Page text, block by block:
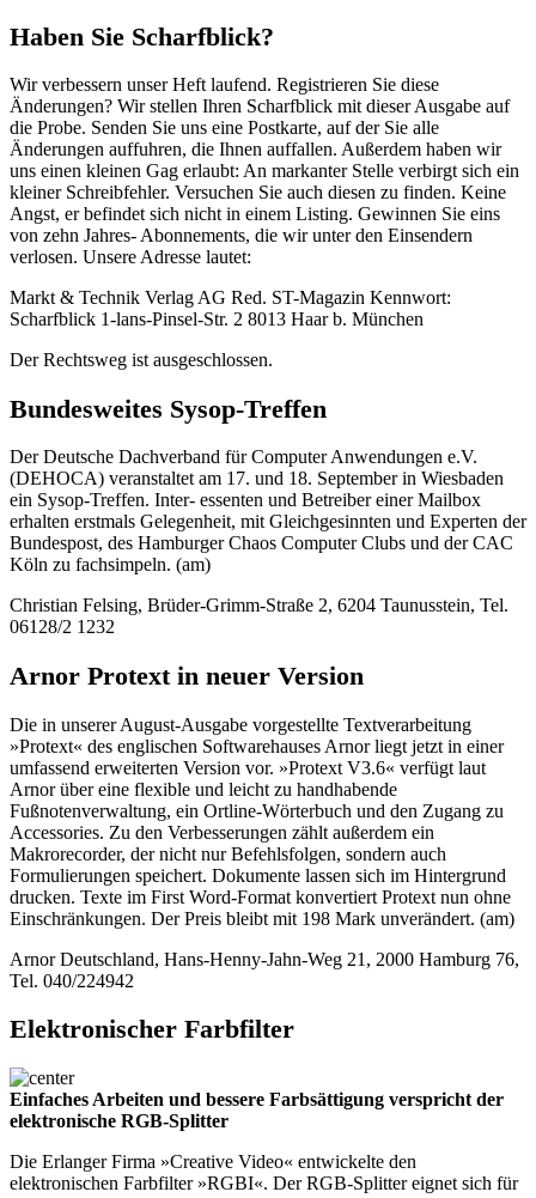
Haben Sie Scharfblick?
Wir verbessern unser Heft laufend. Registrieren Sie diese
Änderungen? Wir stellen Ihren Scharfblick mit dieser Ausgabe auf
die Probe. Senden Sie uns eine Postkarte, auf der Sie alle
Änderungen auffuhren, die Ihnen auffallen. Außerdem haben wir
uns einen kleinen Gag erlaubt: An markanter Stelle verbirgt sich ein
kleiner Schreibfehler. Versuchen Sie auch diesen zu finden. Keine
Angst, er befindet sich nicht in einem Listing. Gewinnen Sie eins
von zehn Jahres- Abonnements, die wir unter den Einsendern
verlosen. Unsere Adresse lautet:
Markt & Technik Verlag AG Red. ST-Magazin Kennwort:
Scharfblick 1-lans-Pinsel-Str. 2 8013 Haar b. München
Der Rechtsweg ist ausgeschlossen.
Bundesweites Sysop-Treffen
Der Deutsche Dachverband für Computer Anwendungen e.V.
(DEHOCA) veranstaltet am 17. und 18. September in Wiesbaden
ein Sysop-Treffen. Inter- essenten und Betreiber einer Mailbox
erhalten erstmals Gelegenheit, mit Gleichgesinnten und Experten der
Bundespost, des Hamburger Chaos Computer Clubs und der CAC
Köln zu fachsimpeln. (am)
Christian Felsing, Brüder-Grimm-Straße 2, 6204 Taunusstein, Tel.
06128/2 1232
Arnor Protext in neuer Version
Die in unserer August-Ausgabe vorgestellte Textverarbeitung
»Protext« des englischen Softwarehauses Arnor liegt jetzt in einer
umfassend erweiterten Version vor. »Protext V3.6« verfügt laut
Arnor über eine flexible und leicht zu handhabende
Fußnotenverwaltung, ein Ortline-Wörterbuch und den Zugang zu
Accessories. Zu den Verbesserungen zählt außerdem ein
Makrorecorder, der nicht nur Befehlsfolgen, sondern auch
Formulierungen speichert. Dokumente lassen sich im Hintergrund
drucken. Texte im First Word-Format konvertiert Protext nun ohne
Einschränkungen. Der Preis bleibt mit 198 Mark unverändert. (am)
Arnor Deutschland, Hans-Henny-Jahn-Weg 21, 2000 Hamburg 76,
Tel. 040/224942
Elektronischer Farbfilter
Einfaches Arbeiten und bessere Farbsättigung verspricht der
elektronische RGB-Splitter
Die Erlanger Firma »Creative Video« entwickelte den
elektronischen Farbfilter »RGBI«. Der RGB-Splitter eignet sich für